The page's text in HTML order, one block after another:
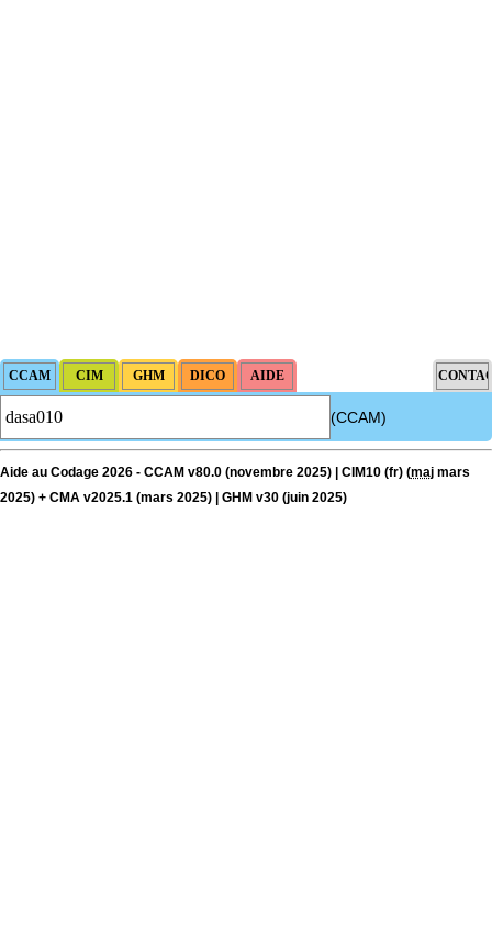
(CCAM)
Aide au Codage 2026 - CCAM v80.0 (novembre 2025) | CIM10 (fr) (maj mars
2025) + CMA v2025.1 (mars 2025) | GHM v30 (juin 2025)